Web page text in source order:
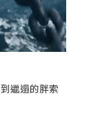
邋遢的胖索